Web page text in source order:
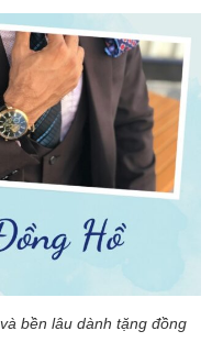
bền lâu dành tặng đồng